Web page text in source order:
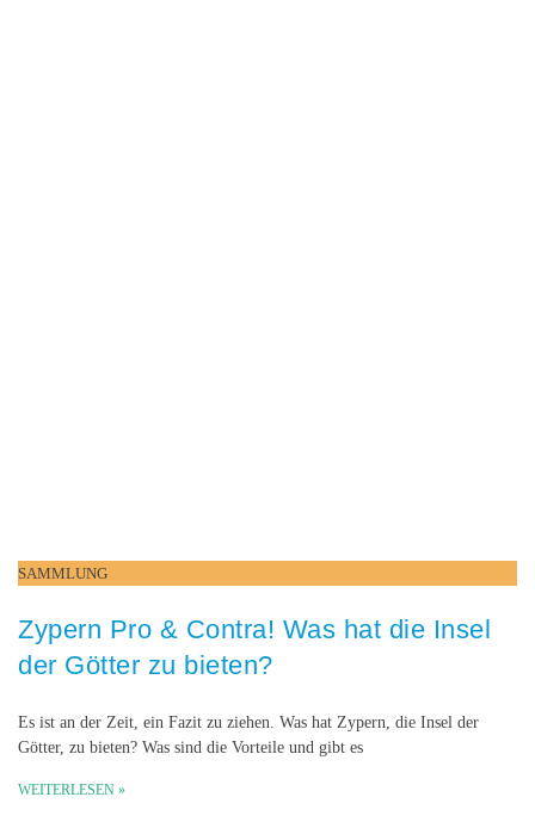
SAMMLUNG
Zypern Pro & Contra! Was hat die Insel
der Götter zu bieten?
Es ist an der Zeit, ein Fazit zu ziehen. Was hat Zypern, die Insel der
Götter, zu bieten? Was sind die Vorteile und gibt es
WEITERLESEN »